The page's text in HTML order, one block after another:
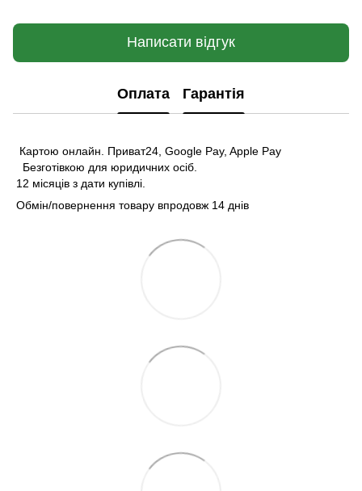
Написати відгук
Оплата Гарантія
Картою онлайн. Приват24, Google Pay, Apple Pay
Безготівкою для юридичних осіб.
12 місяців з дати купівлі.
Обмін/повернення товару впродовж 14 днів